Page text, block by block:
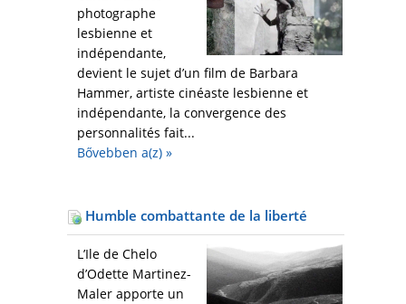
photographe
lesbienne et
indépendante,
devient le sujet d’un film de Barbara
Hammer, artiste cinéaste lesbienne et
indépendante, la convergence des
personnalités fait...
Bővebben a(z) »
Humble combattante de la liberté
L’Ile de Chelo
d’Odette Martinez-
Maler apporte un